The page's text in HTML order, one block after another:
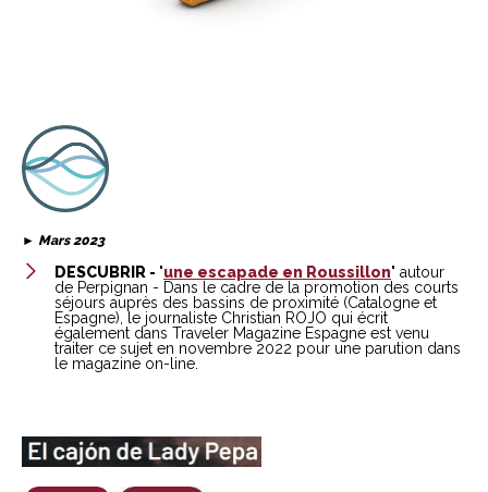
► Mars 2023
DESCUBRIR - "une escapade en Roussillon" autour
de Perpignan - Dans le cadre de la promotion des courts
séjours auprès des bassins de proximité (Catalogne et
Espagne), le journaliste Christian ROJO qui écrit
également dans Traveler Magazine Espagne est venu
traiter ce sujet en novembre 2022 pour une parution dans
le magazine on-line.